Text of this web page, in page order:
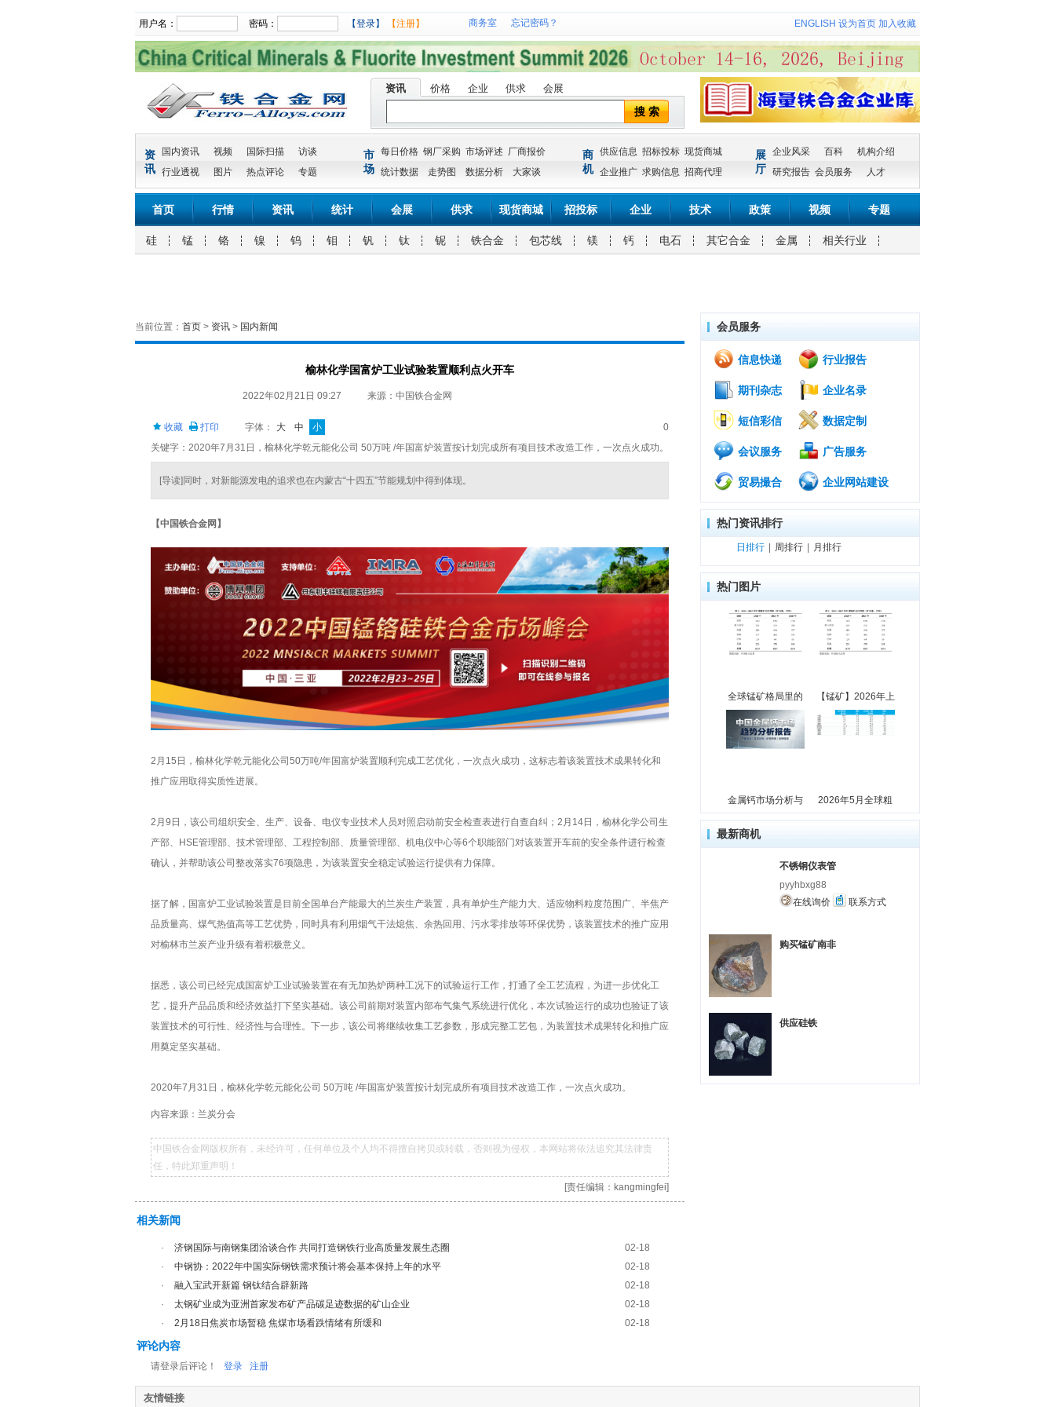
用户名： 密码： 【登录】 【注册】 商务室 忘记密码？ ENGLISH 设为首页 加入收藏
资讯 价格 企业 供求 会展
搜 索
资
讯
国内资讯 视频 国际扫描
访谈
行业透视
图片 热点评论 专题
市
场
每日价格 钢厂采购 市场评述 厂商报价
统计数据
走势图 数据分析 大家谈
商
机
供应信息 招标投标 现货商城
企业推广 求购信息 招商代理
展
厅
企业风采 百科
机构介绍
研究报告 会员服务 人才
首页 行情 资讯 统计 会展 供求 现货商城 招投标 企业 技术 政策 视频 专题
硅 锰 铬 镍 钨 钼 钒 钛 铌 铁合金 包芯线 镁 钙 电石 其它合金 金属 相关行业
当前位置： 首页 > 资讯 > 国内新闻
榆林化学国富炉工业试验装置顺利点火开车
2022年02月21日 09:27 来源：中国铁合金网
收藏 打印 字体： 大 中 小
0
关键字：2020年7月31日，榆林化学乾元能化公司 50万吨 /年国富炉装置按计划完成所有项目技术改造工作，一次点火成功。
[导读]同时，对新能源发电的追求也在内蒙古“十四五”节能规划中得到体现。
【中国铁合金网】
2月15日，榆林化学乾元能化公司50万吨/年国富炉装置顺利完成工艺优化，一次点火成功，这标志着该装置技术成果转化和
推广应用取得实质性进展。
2月9日，该公司组织安全、生产、设备、电仪专业技术人员对照启动前安全检查表进行自查自纠；2月14日，榆林化学公司生
产部、HSE管理部、技术管理部、工程控制部、质量管理部、机电仪中心等6个职能部门对该装置开车前的安全条件进行检查
确认，并帮助该公司整改落实76项隐患，为该装置安全稳定试验运行提供有力保障。
据了解，国富炉工业试验装置是目前全国单台产能最大的兰炭生产装置，具有单炉生产能力大、适应物料粒度范围广、半焦产
品质量高、煤气热值高等工艺优势，同时具有利用烟气干法熄焦、余热回用、污水零排放等环保优势，该装置技术的推广应用
对榆林市兰炭产业升级有着积极意义。
据悉，该公司已经完成国富炉工业试验装置在有无加热炉两种工况下的试验运行工作，打通了全工艺流程，为进一步优化工
艺，提升产品品质和经济效益打下坚实基础。该公司前期对装置内部布气集气系统进行优化，本次试验运行的成功也验证了该
装置技术的可行性、经济性与合理性。下一步，该公司将继续收集工艺参数，形成完整工艺包，为装置技术成果转化和推广应
用奠定坚实基础。
2020年7月31日，榆林化学乾元能化公司 50万吨 /年国富炉装置按计划完成所有项目技术改造工作，一次点火成功。
内容来源：兰炭分会
中国铁合金网版权所有，未经许可，任何单位及个人均不得擅自拷贝或转载，否则视为侵权，本网站将依法追究其法律责
任，特此郑重声明！
[责任编辑：kangmingfei]
相关新闻
· 济钢国际与南钢集团洽谈合作 共同打造钢铁行业高质量发展生态圈
02-18
·
中钢协：2022年中国实际钢铁需求预计将会基本保持上年的水平
02-18
·
融入宝武开新篇 钢钛结合辟新路
02-18
·
太钢矿业成为亚洲首家发布矿产品碳足迹数据的矿山企业
02-18
·
2月18日焦炭市场暂稳 焦煤市场看跌情绪有所缓和 02-18
评论内容
请登录后评论！ 登录 注册
会员服务
信息快递 行业报告
期刊杂志 企业名录
短信彩信 数据定制
会议服务 广告服务
贸易撮合 企业网站建设
热门资讯排行
日排行 周排行 月排行
热门图片
全球锰矿格局里的 【锰矿】2026年上
金属钙市场分析与 2026年5月全球粗
最新商机
不锈钢仪表管
pyyhbxg88
在线询价
联系方式
购买锰矿南非
供应硅铁
友情链接